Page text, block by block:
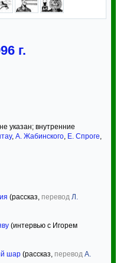
г.
указан; внутренние
, А. Жабинского, Е. Спроге,
(рассказ, перевод Л.
(интервью с Игорем
шар (рассказ, перевод А.